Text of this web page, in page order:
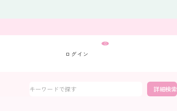
0
詳細検索